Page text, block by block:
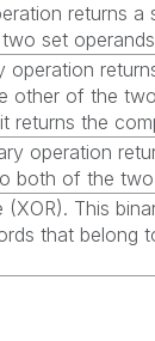
returns
set
operation
other of the
returns the
operation
both of the
This
that belong